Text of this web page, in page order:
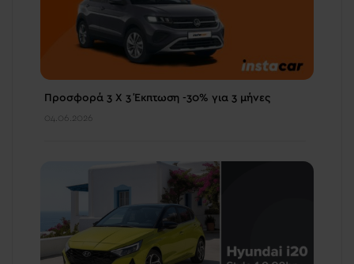
Προσφορά 3 Χ 3 Έκπτωση -30% για 3 μήνες
04.06.2026